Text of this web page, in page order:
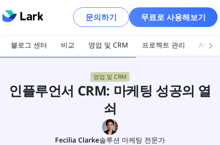
문의하기 무료로 사용해보기
블로그 센터 비교 영업 및 CRM 프로젝트 관리 AI 및
영업 및 CRM
인플루언서 CRM: 마케팅 성공의 열
쇠
Fecilia Clarke솔루션 마케팅 전문가